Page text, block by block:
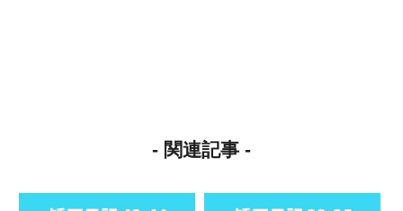
- 関連記事 -